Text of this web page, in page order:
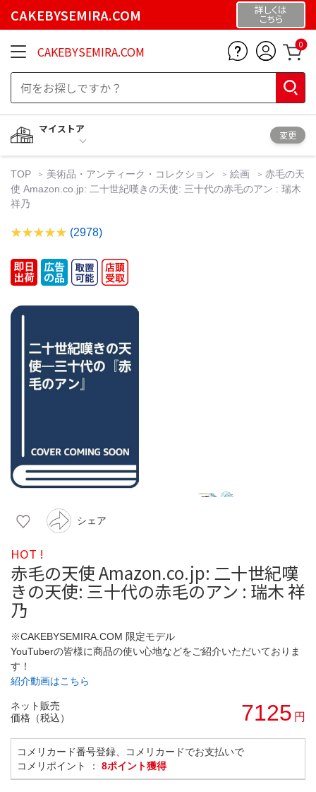
CAKEBYSEMIRA.COM 詳しくは
こちら
CAKEBYSEMIRA.COM 0
マイストア
変更
TOP 美術品・アンティーク・コレクション 絵画
赤毛の天
使 Amazon.co.jp: 二十世紀嘆きの天使: 三十代の赤毛のアン : 瑞木
祥乃
(2978)
シェア
HOT !
赤毛の天使 Amazon.co.jp: 二十世紀嘆
きの天使: 三十代の赤毛のアン : 瑞木 祥
乃
※CAKEBYSEMIRA.COM 限定モデル
YouTuberの皆様に商品の使い心地などをご紹介いただいておりま
す！
紹介動画はこちら
ネット販売
価格（税込）
7125 円
コメリカード番号登録、コメリカードでお支払いで
コメリポイント ： 8ポイント獲得